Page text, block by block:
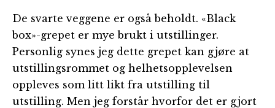
De svarte veggene er også beholdt. «Black
box»-grepet er mye brukt i utstillinger.
Personlig synes jeg dette grepet kan gjøre at
utstillingsrommet og helhetsopplevelsen
oppleves som litt likt fra utstilling til
utstilling. Men jeg forstår hvorfor det er gjort